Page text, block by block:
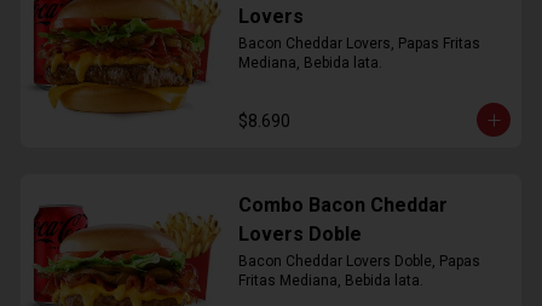
Lovers
Bacon Cheddar Lovers, Papas Fritas
Mediana, Bebida lata.
$8.690
Combo Bacon Cheddar
Lovers Doble
Bacon Cheddar Lovers Doble, Papas
Fritas Mediana, Bebida lata.